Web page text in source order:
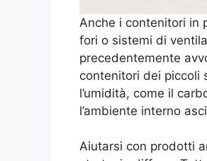
Anche i contenitori in
fori o sistemi di
precedentemente
contenitori dei piccoli
l’umidità, come il
l’ambiente interno
Aiutarsi con prodotti